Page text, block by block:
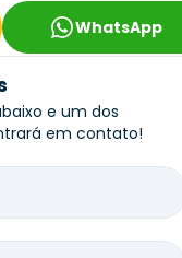
WhatsApp
e um dos
em contato!